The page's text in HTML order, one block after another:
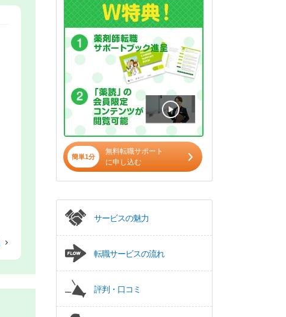
簡単1分
無料転職サポート
に申し込む
サービスの魅力
転職サービスの流れ
評判・口コミ